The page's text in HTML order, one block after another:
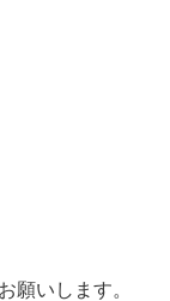
願いします。